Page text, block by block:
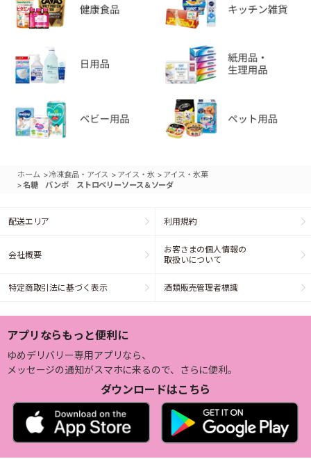
ホーム >冷凍食品・アイス > アイス・氷 > アイス・氷菓
>名糖 バンポ ストロベリーソース＆ソーダ
配送エリア 利用規約
会社概要
お客さまの個人情報の
取扱いについて
特定商取引法に基づく表示 酒類販売管理者標識
アプリならもっと便利に
ゆめデリバリー専用アプリなら、
メッセージの通知がスマホに来るので、さらに便利。
ダウンロードはこちら